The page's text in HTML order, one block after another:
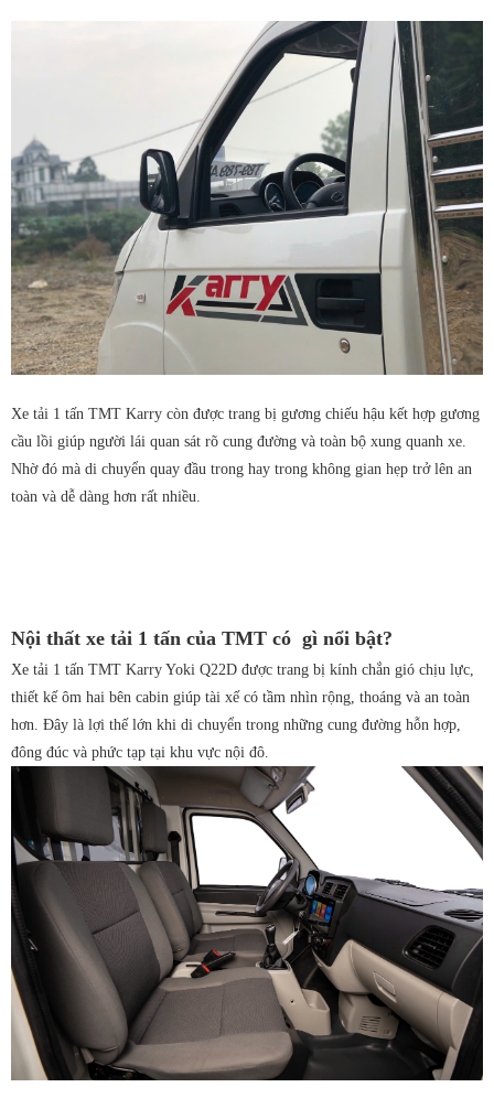
Xe tải 1 tấn TMT Karry còn được trang bị gương chiếu hậu kết hợp gương
cầu lồi giúp người lái quan sát rõ cung đường và toàn bộ xung quanh xe.
Nhờ đó mà di chuyển quay đầu trong hay trong không gian hẹp trở lên an
toàn và dễ dàng hơn rất nhiều.
Nội thất xe tải 1 tấn của TMT có gì nổi bật?
Xe tải 1 tấn TMT Karry Yoki Q22D được trang bị kính chắn gió chịu lực,
thiết kế ôm hai bên cabin giúp tài xế có tầm nhìn rộng, thoáng và an toàn
hơn. Đây là lợi thế lớn khi di chuyển trong những cung đường hỗn hợp,
đông đúc và phức tạp tại khu vực nội đô.